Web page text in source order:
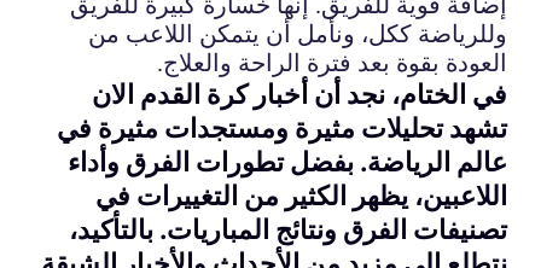
وللرياضة ككل، ونأمل أن يتمكن اللاعب من
العودة بقوة بعد فترة الراحة والعلاج.
في الختام، نجد أن أخبار كرة القدم الان
تشهد تحليلات مثيرة ومستجدات مثيرة في
عالم الرياضة. بفضل تطورات الفرق وأداء
اللاعبين، يظهر الكثير من التغييرات في
تصنيفات الفرق ونتائج المباريات. بالتأكيد،